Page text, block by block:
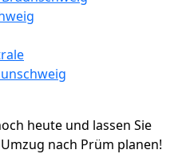
heute und lassen Sie
nach Prüm planen!